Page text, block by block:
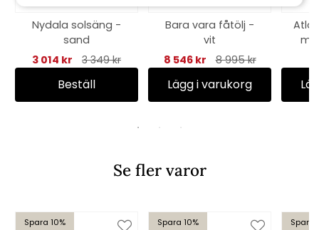
Nydala solsäng -
sand
3 014 kr
3 349 kr
Beställ
Bara vara fåtölj -
vit
8 546 kr
8 995 kr
Lägg i varukorg
Se fler varor
Spara 10% Spara 10% Spara